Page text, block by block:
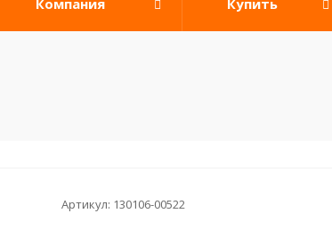
Компания Купить
Артикул: 130106-00522